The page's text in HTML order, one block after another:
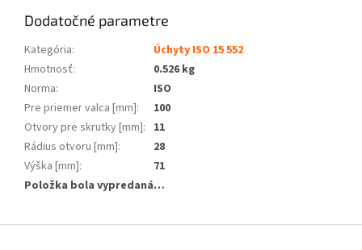
Dodatočné parametre
Kategória:
Úchyty ISO 15 552
Hmotnosť:
0.526 kg
Norma:
ISO
Pre priemer valca [mm]:
100
Otvory pre skrutky [mm]: 11
Rádius otvoru [mm]:
28
Výška [mm]:
71
Položka bola vypredaná…